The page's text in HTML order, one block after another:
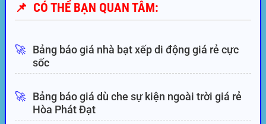
📌 CÓ THỂ BẠN QUAN TÂM:
🚀
Bảng báo giá nhà bạt xếp di động giá rẻ cực
sốc
🚀
Bảng báo giá dù che sự kiện ngoài trời giá rẻ
Hòa Phát Đạt